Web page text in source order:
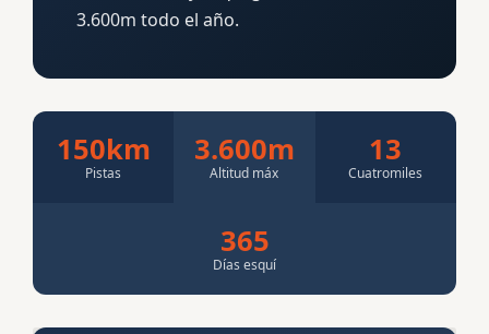
3.600m todo el año.
150km
Pistas
3.600m
Altitud máx
13
Cuatromiles
365
Días esquí